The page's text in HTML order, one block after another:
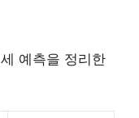
예측을 정리한